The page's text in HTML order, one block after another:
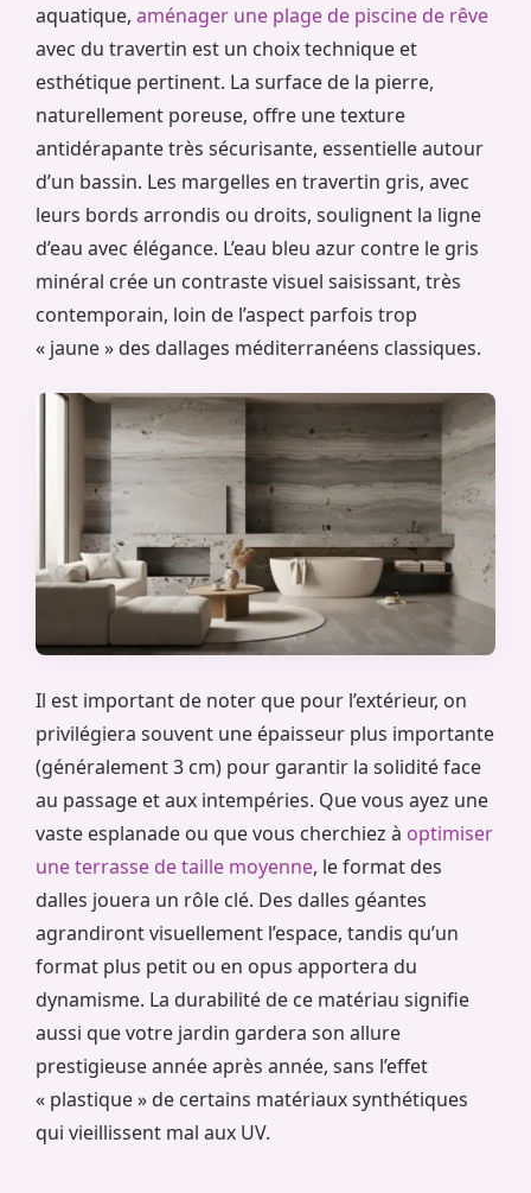
aquatique, aménager une plage de piscine de rêve
avec du travertin est un choix technique et
esthétique pertinent. La surface de la pierre,
naturellement poreuse, offre une texture
antidérapante très sécurisante, essentielle autour
d’un bassin. Les margelles en travertin gris, avec
leurs bords arrondis ou droits, soulignent la ligne
d’eau avec élégance. L’eau bleu azur contre le gris
minéral crée un contraste visuel saisissant, très
contemporain, loin de l’aspect parfois trop
« jaune » des dallages méditerranéens classiques.
Il est important de noter que pour l’extérieur, on
privilégiera souvent une épaisseur plus importante
(généralement 3 cm) pour garantir la solidité face
au passage et aux intempéries. Que vous ayez une
vaste esplanade ou que vous cherchiez à optimiser
une terrasse de taille moyenne, le format des
dalles jouera un rôle clé. Des dalles géantes
agrandiront visuellement l’espace, tandis qu’un
format plus petit ou en opus apportera du
dynamisme. La durabilité de ce matériau signifie
aussi que votre jardin gardera son allure
prestigieuse année après année, sans l’effet
« plastique » de certains matériaux synthétiques
qui vieillissent mal aux UV.